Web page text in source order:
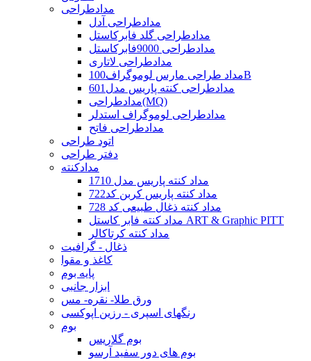
مدادطراحی
مدادطراحی آدل
مدادطراحی گلد فابرکاستل
مدادطراحی 9000فابرکاستل
مدادطراحی لاتاری
مداد طراحی مارس لوموگراف100B
مدادطراحی کنته پاریس مدل601
مدادطراحی(MQ)
مدادطراحی لوموگراف استدلر
مدادطراحی فاتح
اتود طراحی
دفتر طراحی
مدادکنته
مداد کنته پاریس مدل 1710
مداد کنته پاریس کربن کد722
مداد کنته ذغال طبیعی کد 728
مداد کنته فابر کاستل ART & Graphic PITT
مداد کنته کرتاکالر
ذغال - گرافیت
کاغذ و مقوا
پایه بوم
ابزار جانبی
ورق طلا- نقره- مس
رنگهای اسپری - رزین اپوکسی
بوم
بوم گلاریس
بوم های دور سفید آرسو